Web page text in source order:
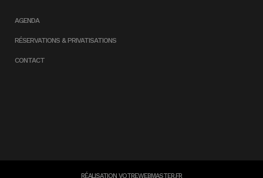
AGENDA
RÉSERVATIONS & PRIVATISATIONS
CONTACT
RÉALISATION VOTREWEBMASTER.FR